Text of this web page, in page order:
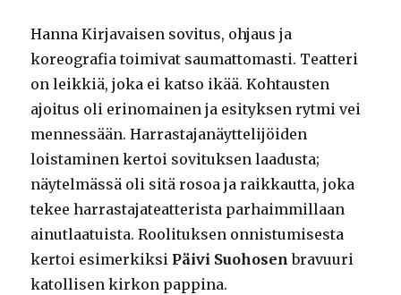
Hanna Kirjavaisen sovitus, ohjaus ja
koreografia toimivat saumattomasti. Teatteri
on leikkiä, joka ei katso ikää. Kohtausten
ajoitus oli erinomainen ja esityksen rytmi vei
mennessään. Harrastajanäyttelijöiden
loistaminen kertoi sovituksen laadusta;
näytelmässä oli sitä rosoa ja raikkautta, joka
tekee harrastajateatterista parhaimmillaan
ainutlaatuista. Roolituksen onnistumisesta
kertoi esimerkiksi Päivi Suohosen bravuuri
katollisen kirkon pappina.